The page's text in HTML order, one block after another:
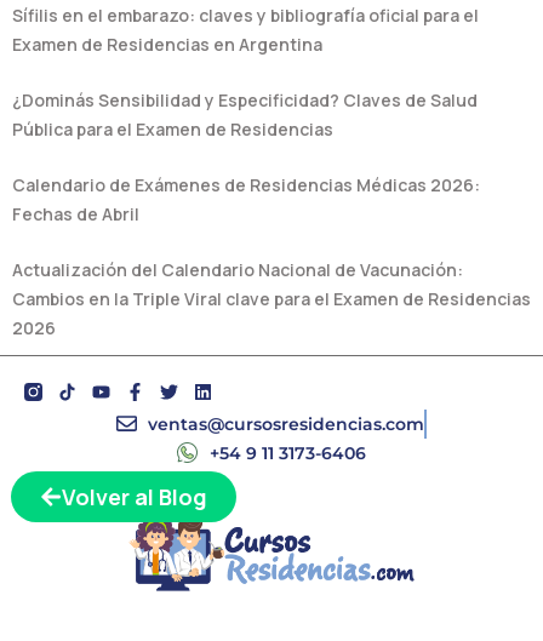
Volver al Blog
Sífilis en el embarazo: claves y bibliografía oficial para el
Examen de Residencias en Argentina
¿Dominás Sensibilidad y Especificidad? Claves de Salud
Pública para el Examen de Residencias
Calendario de Exámenes de Residencias Médicas 2026:
Fechas de Abril
Actualización del Calendario Nacional de Vacunación:
Cambios en la Triple Viral clave para el Examen de Residencias
2026
Y
o
b
e
F
a
c
o
o
-
f
T
w
i
e
r
L
i
n
e
d
i
n
ventas@cursosresidencias.com
+54 9 11 3173-6406